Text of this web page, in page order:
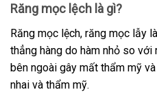
Răng mọc lệch là gì?
Răng mọc lệch, răng mọc lẫy
thẳng hàng do hàm nhỏ so
bên ngoài gây mất thẩm mỹ
nhai và thẩm mỹ.